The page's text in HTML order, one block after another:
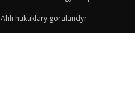
hukuklary goralandyr.